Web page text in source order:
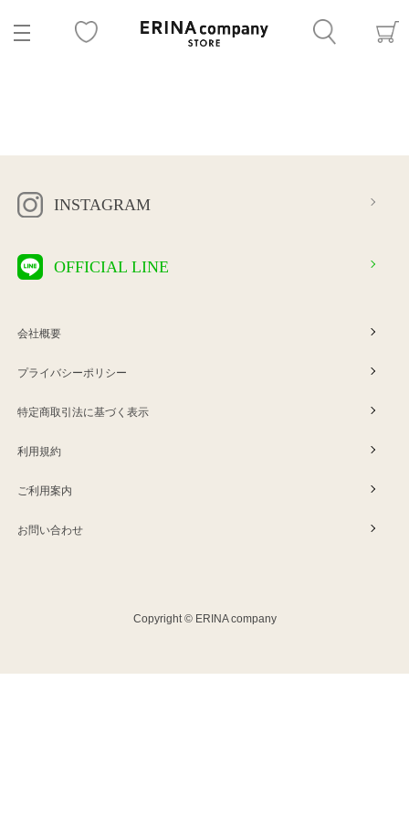
INSTAGRAM
OFFICIAL LINE
会社概要
プライバシーポリシー
特定商取引法に基づく表示
利用規約
ご利用案内
お問い合わせ
Copyright © ERINA company